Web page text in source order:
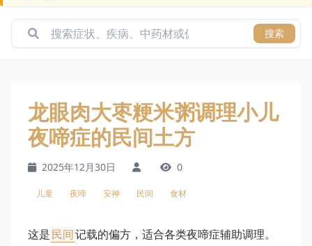
搜索
龙眼肉大枣粳米粥调理小儿
夜啼症的民间土方
2025年12月30日 0
儿童 夜啼 安神 民间 食材
这是民间记载的偏方，适合各类夜啼症辅助调理。